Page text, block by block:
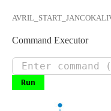
Command Executor